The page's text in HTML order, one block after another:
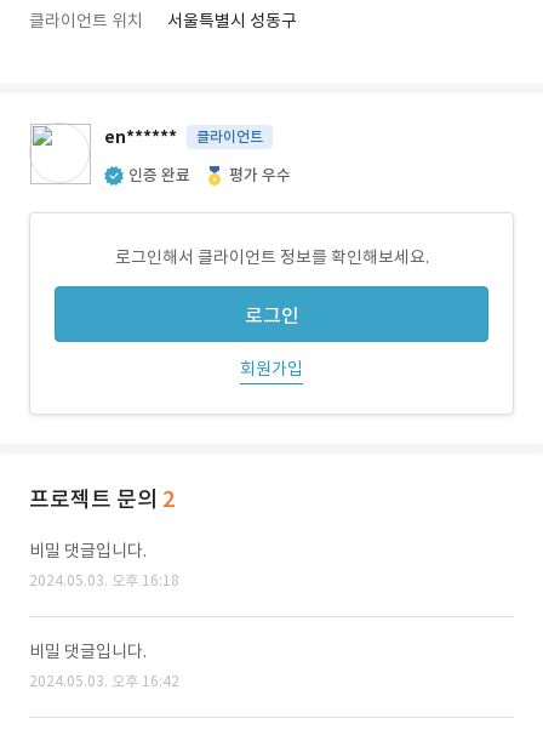
클라이언트 위치 서울특별시 성동구
en****** 클라이언트
인증 완료 평가 우수
로그인해서 클라이언트 정보를 확인해보세요.
로그인
회원가입
프로젝트 문의 2
비밀 댓글입니다.
2024.05.03. 오후 16:18
비밀 댓글입니다.
2024.05.03. 오후 16:42